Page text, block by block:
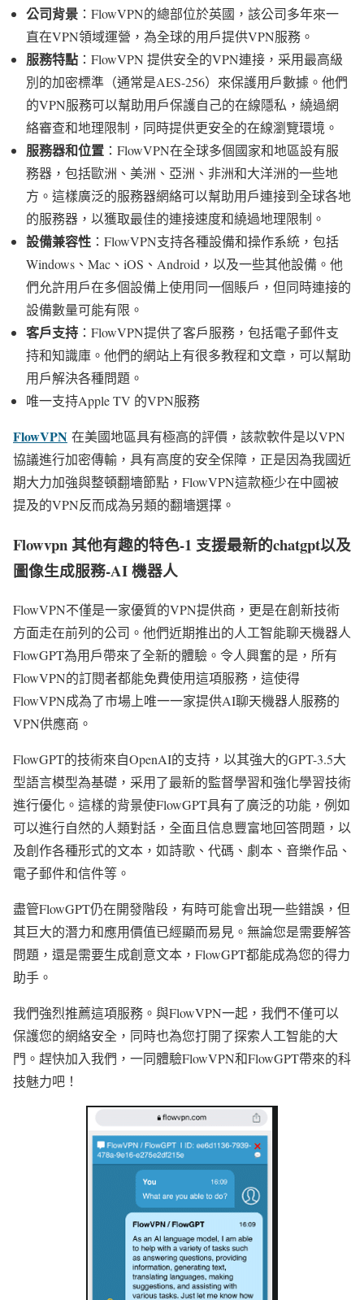
公司背景 ：FlowVPN的總部位於英國，該公司多年來一
直在VPN領域運營，為全球的用戶提供VPN服務。
服務特點 ：FlowVPN 提供安全的VPN連接，采用最高級
別的加密標準（通常是AES-256）來保護用戶數據。他們
的VPN服務可以幫助用戶保護自己的在線隱私，繞過網
絡審查和地理限制，同時提供更安全的在線瀏覽環境。
服務器和位置 ：FlowVPN在全球多個國家和地區設有服
務器，包括歐洲、美洲、亞洲、非洲和大洋洲的一些地
方。這樣廣泛的服務器網絡可以幫助用戶連接到全球各地
的服務器，以獲取最佳的連接速度和繞過地理限制。
設備兼容性 ：FlowVPN支持各種設備和操作系統，包括
Windows、Mac、iOS、Android，以及一些其他設備。他
們允許用戶在多個設備上使用同一個賬戶，但同時連接的
設備數量可能有限。
客戶支持 ：FlowVPN提供了客戶服務，包括電子郵件支
持和知識庫。他們的網站上有很多教程和文章，可以幫助
用戶解決各種問題。
唯一支持Apple TV 的VPN服務
FlowVPN 在美國地區具有極高的評價，該款軟件是以VPN
協議進行加密傳輸，具有高度的安全保障，正是因為我國近
期大力加強與整頓翻墻節點，FlowVPN這款極少在中國被
提及的VPN反而成為另類的翻墻選擇。
Flowvpn 其他有趣的特色-1 支援最新的chatgpt以及
圖像生成服務-AI 機器人
FlowVPN不僅是一家優質的VPN提供商，更是在創新技術
方面走在前列的公司。他們近期推出的人工智能聊天機器人
FlowGPT為用戶帶來了全新的體驗。令人興奮的是，所有
FlowVPN的訂閱者都能免費使用這項服務，這使得
FlowVPN成為了市場上唯一一家提供AI聊天機器人服務的
VPN供應商。
FlowGPT的技術來自OpenAI的支持，以其強大的GPT-3.5大
型語言模型為基礎，采用了最新的監督學習和強化學習技術
進行優化。這樣的背景使FlowGPT具有了廣泛的功能，例如
可以進行自然的人類對話，全面且信息豐富地回答問題，以
及創作各種形式的文本，如詩歌、代碼、劇本、音樂作品、
電子郵件和信件等。
盡管FlowGPT仍在開發階段，有時可能會出現一些錯誤，但
其巨大的潛力和應用價值已經顯而易見。無論您是需要解答
問題，還是需要生成創意文本，FlowGPT都能成為您的得力
助手。
我們強烈推薦這項服務。與FlowVPN一起，我們不僅可以
保護您的網絡安全，同時也為您打開了探索人工智能的大
門。趕快加入我們，一同體驗FlowVPN和FlowGPT帶來的科
技魅力吧！